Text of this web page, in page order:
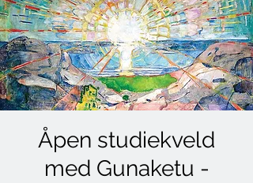
Åpen studiekveld
med Gunaketu -